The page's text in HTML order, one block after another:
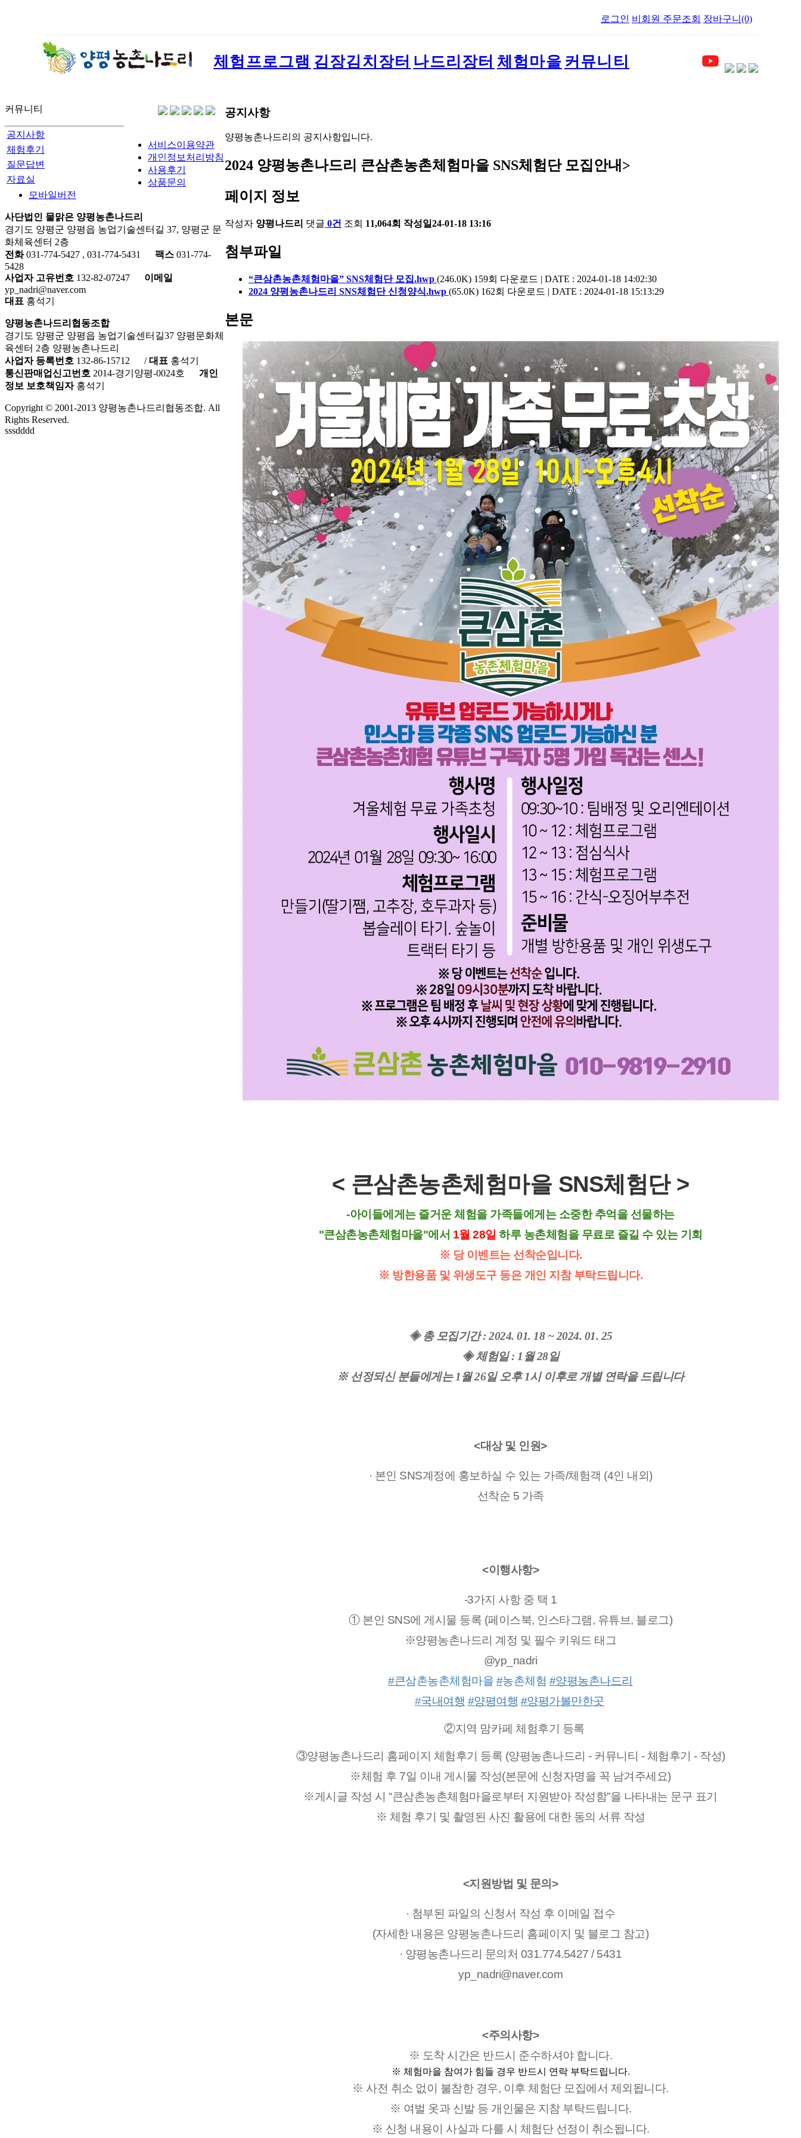
로그인 비회원 주문조회 장바구니(0)
체험프로그램 김장김치장터 나드리장터 체험마을 커뮤니티
커뮤니티
공지사항
체험후기
질문답변
자료실
공지사항
양평농촌나드리의 공지사항입니다.
2024 양평농촌나드리 큰삼촌농촌체험마을 SNS체험단 모집안내>
페이지 정보
작성자 양평나드리 댓글 0건 조회 11,064회 작성일24-01-18 13:16
첨부파일
“큰삼촌농촌체험마을” SNS체험단 모집.hwp (246.0K) 159회 다운로드 | DATE : 2024-01-18 14:02:30
2024 양평농촌나드리 SNS체험단 신청양식.hwp (65.0K) 162회 다운로드 | DATE : 2024-01-18 15:13:29
본문
< 큰삼촌농촌체험마을 SNS체험단 >
-아이들에게는 즐거운 체험을 가족들에게는 소중한 추억을 선물하는
"큰삼촌농촌체험마을"에서 1월 28일 하루 농촌체험을 무료로 즐길 수 있는 기회
※ 당 이벤트는 선착순입니다.
※ 방한용품 및 위생도구 등은 개인 지참 부탁드립니다.
◈ 총 모집기간 : 2024. 01. 18 ~ 2024. 01. 25
◈ 체험일 : 1월 28일
※ 선정되신 분들에게는 1월 26일 오후 1시 이후로 개별 연락을 드립니다
<대상 및 인원>
· 본인 SNS계정에 홍보하실 수 있는 가족/체험객 (4인 내외)
선착순 5 가족
<이행사항>
-3가지 사항 중 택 1
① 본인 SNS에 게시물 등록 (페이스북, 인스타그램, 유튜브, 블로그)
※양평농촌나드리 계정 및 필수 키워드 태그
@yp_nadri
#큰삼촌농촌체험마을 #농촌체험 #양평농촌나드리
#국내여행 #양평여행 #양평가볼만한곳
②지역 맘카페 체험후기 등록
③양평농촌나드리 홈페이지 체험후기 등록 (양평농촌나드리 - 커뮤니티 - 체험후기 - 작성)
※체험 후 7일 이내 게시물 작성(본문에 신청자명을 꼭 남겨주세요)
※게시글 작성 시 “큰삼촌농촌체험마을로부터 지원받아 작성함”을 나타내는 문구 표기
※ 체험 후기 및 촬영된 사진 활용에 대한 동의 서류 작성
<지원방법 및 문의>
· 첨부된 파일의 신청서 작성 후 이메일 접수
(자세한 내용은 양평농촌나드리 홈페이지 및 블로그 참고)
· 양평농촌나드리 문의처 031.774.5427 / 5431
yp_nadri@naver.com
<주의사항>
※ 도착 시간은 반드시 준수하셔야 합니다.
※ 체험마을 참여가 힘들 경우 반드시 연락 부탁드립니다.
※ 사전 취소 없이 불참한 경우, 이후 체험단 모집에서 제외됩니다.
※ 여벌 옷과 신발 등 개인물은 지참 부탁드립니다.
※ ​신청 내용이 사실과 다를 시 체험단 선정이 취소됩니다.
서비스이용약관
개인정보처리방침
사용후기
상품문의
모바일버전
사단법인 물맑은 양평농촌나드리
경기도 양평군 양평읍 농업기술센터길 37, 양평군 문
화체육센터 2층
전화031-774-5427 , 031-774-5431 팩스 031-774-
5428
사업자 고유번호 132-82-07247
이메일
yp_nadri@naver.com
대표 홍석기
양평농촌나드리협동조합
경기도 양평군 양평읍 농업기술센터길37 양평문화체
육센터 2층 양평농촌나드리
사업자 등록번호 132-86-15712 /대표 홍석기
통신판매업신고번호 2014-경기양평-0024호
개인
정보 보호책임자홍석기
Copyright © 2001-2013 양평농촌나드리협동조합. All
Rights Reserved.
sssdddd